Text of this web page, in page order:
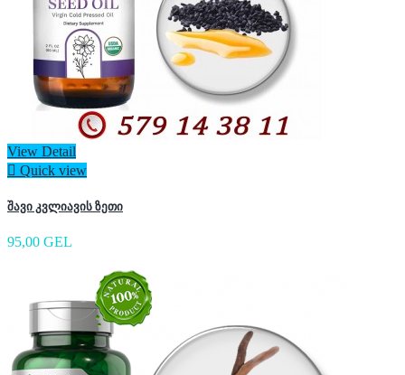
View Detail
 Quick view
შავი კვლიავის ზეთი
95,00 GEL